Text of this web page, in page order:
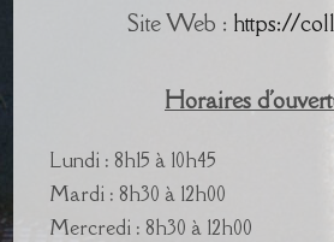
Site Web : https://
Horaires
Lundi : 8h15 à 10h45
Mardi : 8h30 à 12h00
Mercredi : 8h30 à 12h00